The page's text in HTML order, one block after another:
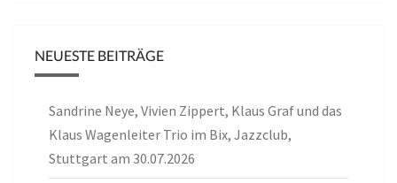
NEUESTE BEITRÄGE
Sandrine Neye, Vivien Zippert, Klaus Graf und das
Klaus Wagenleiter Trio im Bix, Jazzclub,
Stuttgart am 30.07.2026